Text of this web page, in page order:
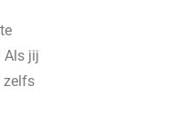
Als jij
zelfs